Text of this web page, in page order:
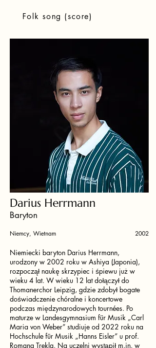
Folk song (score)
Darius Herrmann
Baryton
2002
Niemcy, Wietnam
Niemiecki baryton Darius Herrmann,
urodzony w 2002 roku w Ashiya (Japonia),
rozpoczął naukę skrzypiec i śpiewu już w
wieku 4 lat. W wieku 12 lat dołączył do
Thomanerchor Leipzig, gdzie zdobył bogate
doświadczenie chóralne i koncertowe
podczas międzynarodowych tournées. Po
maturze w Landesgymnasium für Musik „Carl
Maria von Weber” studiuje od 2022 roku na
Hochschule für Musik „Hanns Eisler” u prof.
Romana Trekla. Na uczelni wystąpił m.in. w